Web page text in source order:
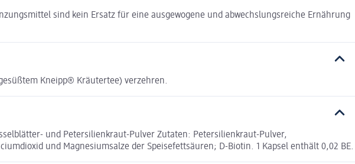
sind kein Ersatz für eine ausgewogene und abwechslungsreiche Ernährung
Kneipp® Kräutertee) verzehren.
und Petersilienkraut-Pulver Zutaten: Petersilienkraut-Pulver,
und Magnesiumsalze der Speisefettsäuren; D-Biotin. 1 Kapsel enthält 0,02 BE.